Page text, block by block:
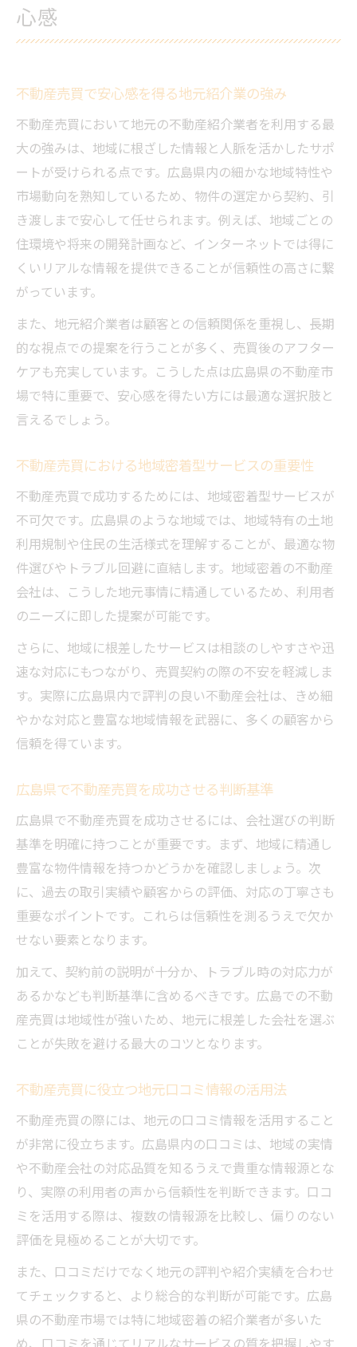
不動産紹介業選びで失敗しない判断基準とは
極め方
不動産売買に強い紹介業の特徴とポイント
失敗しないための不動産売買情報収集の方
法
不動産売買で役立つおすすめ紹介業の条件
信頼できる不動産紹介業の選択判断基準
広島県における不動産売買の落とし穴回避術
不動産売買で陥りがちな広島県の注意点
活用術
広島県で不動産売買する際の契約確認ポイ
ント
不動産売買のよくある落とし穴と対策法
信頼される不動産会社の見極め方を徹底解説
不動産売買で信頼される会社の特徴を知る
安心して任せられる不動産紹介業の条件
不動産売買の際に重視すべき信頼性の指標
不動産売買で失敗しない会社選びの基準
信頼できる不動産会社の口コミ見極め方
不動産売買で知っておきたい三大タブー
不動産紹介業を通じたトラブル事例と対策
広島県の不動産売買で防ぐべき典型的失敗
例
信頼性を高める不動産売買のチェックポイ
ント
安心な不動産売買を実現するコツを解き明かす
不動産売買で安心を得るための進め方の工
夫
信頼できる不動産紹介業の情報収集方法
広島県で不動産売買を円滑に進める秘訣
不動産売買のリスク回避と安全な手続きの
流れ
不動産紹介業の活用で安心取引を目指す方
法
心感
不動産売買で安心感を得る地元紹介業の強み
不動産売買において地元の不動産紹介業者を利用する最
大の強みは、地域に根ざした情報と人脈を活かしたサポ
ートが受けられる点です。広島県内の細かな地域特性や
市場動向を熟知しているため、物件の選定から契約、引
き渡しまで安心して任せられます。例えば、地域ごとの
住環境や将来の開発計画など、インターネットでは得に
くいリアルな情報を提供できることが信頼性の高さに繋
がっています。
また、地元紹介業者は顧客との信頼関係を重視し、長期
的な視点での提案を行うことが多く、売買後のアフター
ケアも充実しています。こうした点は広島県の不動産市
場で特に重要で、安心感を得たい方には最適な選択肢と
言えるでしょう。
不動産売買における地域密着型サービスの重要性
不動産売買で成功するためには、地域密着型サービスが
不可欠です。広島県のような地域では、地域特有の土地
利用規制や住民の生活様式を理解することが、最適な物
件選びやトラブル回避に直結します。地域密着の不動産
会社は、こうした地元事情に精通しているため、利用者
のニーズに即した提案が可能です。
さらに、地域に根差したサービスは相談のしやすさや迅
速な対応にもつながり、売買契約の際の不安を軽減しま
す。実際に広島県内で評判の良い不動産会社は、きめ細
やかな対応と豊富な地域情報を武器に、多くの顧客から
信頼を得ています。
広島県で不動産売買を成功させる判断基準
広島県で不動産売買を成功させるには、会社選びの判断
基準を明確に持つことが重要です。まず、地域に精通し
豊富な物件情報を持つかどうかを確認しましょう。次
に、過去の取引実績や顧客からの評価、対応の丁寧さも
重要なポイントです。これらは信頼性を測るうえで欠か
せない要素となります。
加えて、契約前の説明が十分か、トラブル時の対応力が
あるかなども判断基準に含めるべきです。広島での不動
産売買は地域性が強いため、地元に根差した会社を選ぶ
ことが失敗を避ける最大のコツとなります。
不動産売買に役立つ地元口コミ情報の活用法
不動産売買の際には、地元の口コミ情報を活用すること
が非常に役立ちます。広島県内の口コミは、地域の実情
や不動産会社の対応品質を知るうえで貴重な情報源とな
り、実際の利用者の声から信頼性を判断できます。口コ
ミを活用する際は、複数の情報源を比較し、偏りのない
評価を見極めることが大切です。
また、口コミだけでなく地元の評判や紹介実績を合わせ
てチェックすると、より総合的な判断が可能です。広島
県の不動産市場では特に地域密着の紹介業者が多いた
め、口コミを通じてリアルなサービスの質を把握しやす